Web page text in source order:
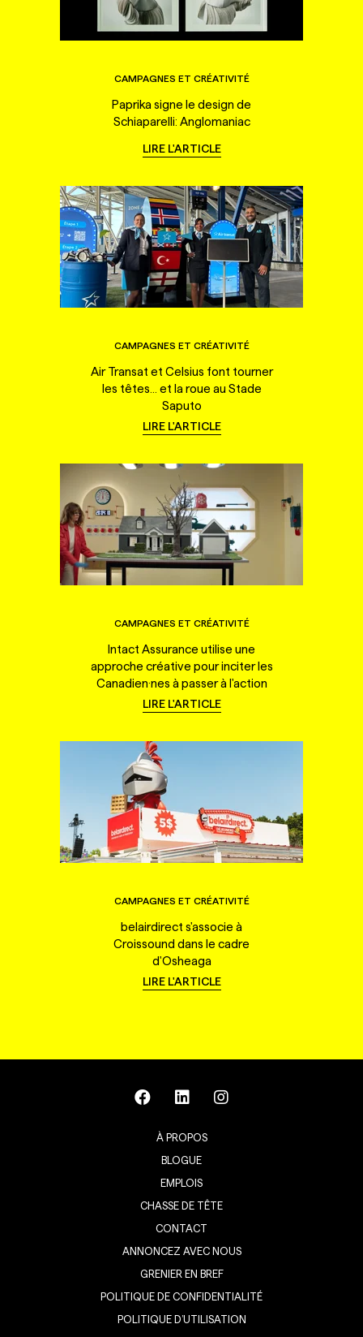
CAMPAGNES ET CRÉATIVITÉ
Paprika signe le design de
Schiaparelli: Anglomaniac
LIRE L'ARTICLE
CAMPAGNES ET CRÉATIVITÉ
Air Transat et Celsius font tourner
les têtes... et la roue au Stade
Saputo
LIRE L'ARTICLE
CAMPAGNES ET CRÉATIVITÉ
Intact Assurance utilise une
approche créative pour inciter les
Canadien·nes à passer à l'action
LIRE L'ARTICLE
CAMPAGNES ET CRÉATIVITÉ
belairdirect s'associe à
Croissound dans le cadre
d'Osheaga
LIRE L'ARTICLE
À PROPOS
BLOGUE
EMPLOIS
CHASSE DE TÊTE
CONTACT
ANNONCEZ AVEC NOUS
GRENIER EN BREF
POLITIQUE DE CONFIDENTIALITÉ
POLITIQUE D’UTILISATION